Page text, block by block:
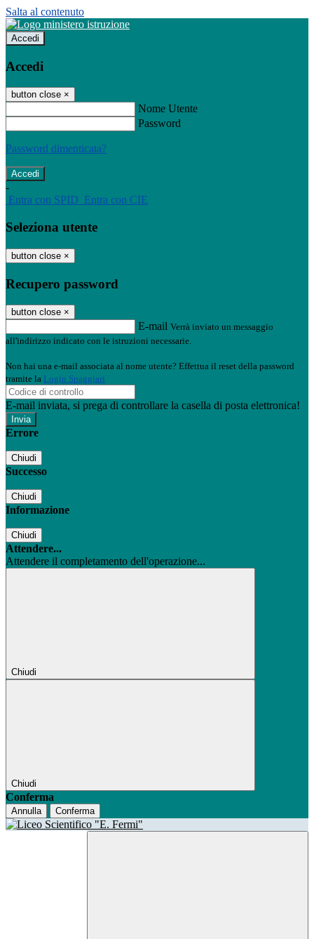
Salta al contenuto
Accedi
Accedi
button close ×
Nome Utente
Password
Password dimenticata?
-
Entra con SPID Entra con CIE
Seleziona utente
button close ×
Recupero password
button close ×
E-mail Verrà inviato un messaggio
all'indirizzo indicato con le istruzioni necessarie.
Non hai una e-mail associata al nome utente? Effettua il reset della password
tramite la Login Spaggiari
E-mail inviata, si prega di controllare la casella di posta elettronica!
Errore
Chiudi
Successo
Chiudi
Informazione
Chiudi
Attendere...
Attendere il completamento dell'operazione...
Chiudi
Chiudi
Conferma
Annulla Conferma